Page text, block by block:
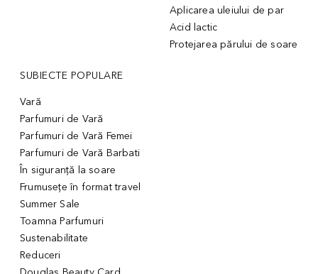
Aplicarea uleiului de par
Acid lactic
Protejarea părului de soare
SUBIECTE POPULARE
Vară
Parfumuri de Vară
Parfumuri de Vară Femei
Parfumuri de Vară Barbati
În siguranță la soare
Frumusețe în format travel
Summer Sale
Toamna Parfumuri
Sustenabilitate
Reduceri